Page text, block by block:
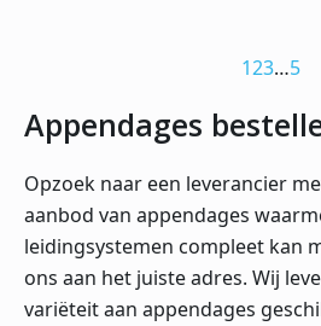
123…5
Appendages
Opzoek naar een leverancier
aanbod van appendages
leidingsystemen compleet kan
ons aan het juiste adres. Wij
variëteit aan appendages